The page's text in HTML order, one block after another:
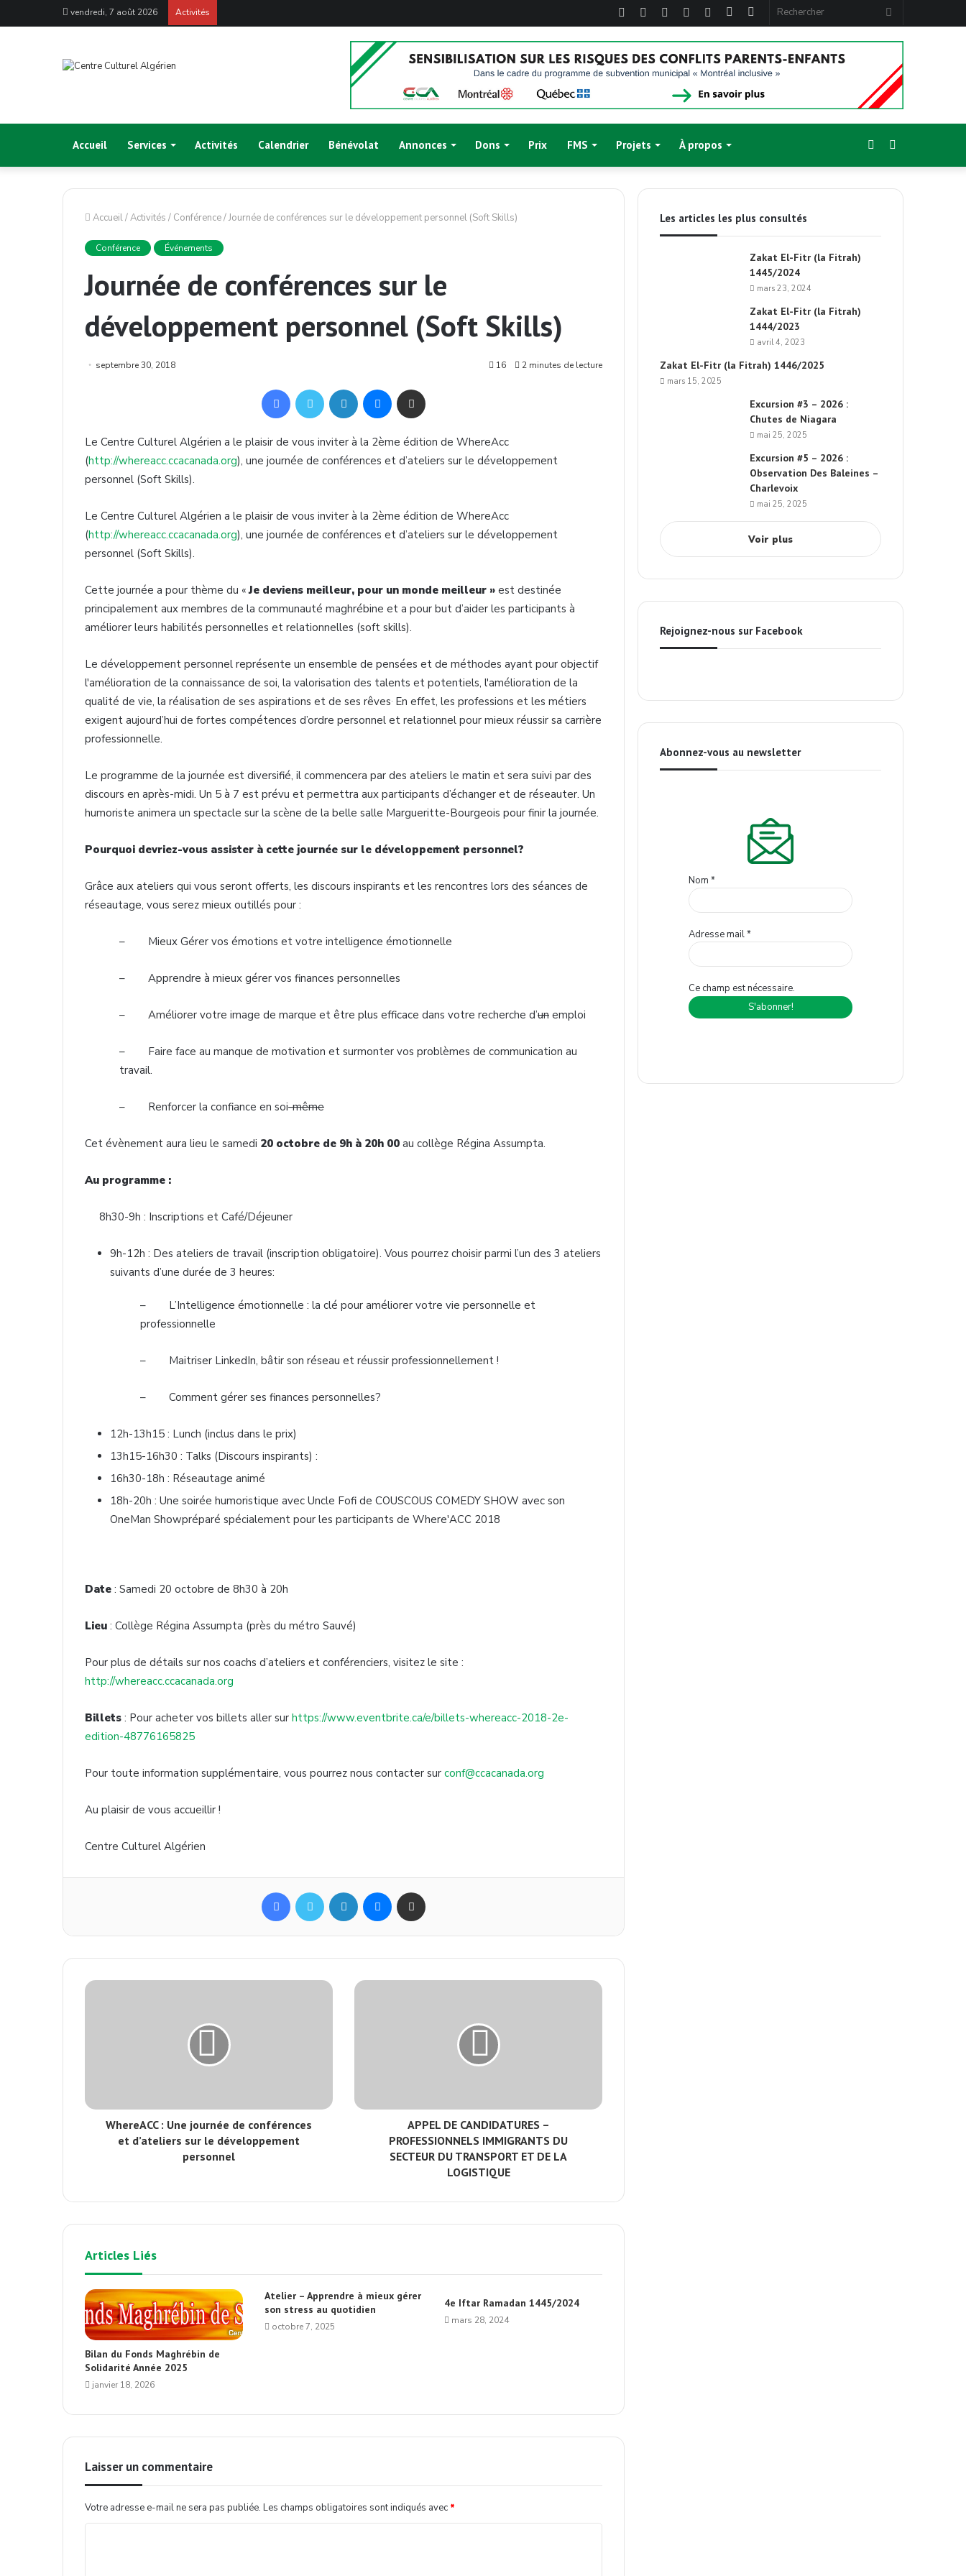
vendredi, 7 août 2026 Activités
Sidebar
(barre
latérale)
Article
Aléatoire
Instagram
YouTube
Linkedin
Twitter
Facebook
Accueil Services Activités Calendrier Bénévolat Annonces Dons Prix FMS Projets À propos
skin
Sidebar
(barre
Accueil/Activités / Conférence/Journée de conférences sur le développement personnel (Soft Skills)
Conférence Événements
Journée de conférences sur le
développement personnel (Soft Skills)
septembre 30, 2018 16 2 minutes de lecture
Le Centre Culturel Algérien a le plaisir de vous inviter à la 2ème édition de WhereAcc
(http://whereacc.ccacanada.org), une journée de conférences et d’ateliers sur le développement
personnel (Soft Skills).
Le Centre Culturel Algérien a le plaisir de vous inviter à la 2ème édition de WhereAcc
(http://whereacc.ccacanada.org), une journée de conférences et d’ateliers sur le développement
personnel (Soft Skills).
Cette journée a pour thème du «Je deviens meilleur, pour un monde meilleur » est destinée
principalement aux membres de la communauté maghrébine et a pour but d’aider les participants à
améliorer leurs habilités personnelles et relationnelles (soft skills).
Le développement personnel représente un ensemble de pensées et de méthodes ayant pour objectif
l'amélioration de la connaissance de soi, la valorisation des talents et potentiels, l'amélioration de la
qualité de vie, la réalisation de ses aspirations et de ses rêves. En effet, les professions et les métiers
exigent aujourd’hui de fortes compétences d’ordre personnel et relationnel pour mieux réussir sa carrière
professionnelle.
Le programme de la journée est diversifié, il commencera par des ateliers le matin et sera suivi par des
discours en après-midi. Un 5 à 7 est prévu et permettra aux participants d’échanger et de réseauter. Un
humoriste animera un spectacle sur la scène de la belle salle Margueritte-Bourgeois pour finir la journée.
Pourquoi devriez-vous assister à cette journée sur le développement personnel?
Grâce aux ateliers qui vous seront offerts, les discours inspirants et les rencontres lors des séances de
réseautage, vous serez mieux outillés pour :
– Mieux Gérer vos émotions et votre intelligence émotionnelle
– Apprendre à mieux gérer vos finances personnelles
– Améliorer votre image de marque et être plus efficace dans votre recherche d’un emploi
– Faire face au manque de motivation et surmonter vos problèmes de communication au
travail.
– Renforcer la confiance en soi-même
Cet évènement aura lieu le samedi 20 octobre de 9h à 20h 00 au collège Régina Assumpta.
Au programme :
8h30-9h : Inscriptions et Café/Déjeuner
9h-12h : Des ateliers de travail (inscription obligatoire). Vous pourrez choisir parmi l’un des 3 ateliers
suivants d’une durée de 3 heures:
– L’Intelligence émotionnelle : la clé pour améliorer votre vie personnelle et
professionnelle
– Maitriser LinkedIn, bâtir son réseau et réussir professionnellement !
– Comment gérer ses finances personnelles?
12h-13h15 : Lunch (inclus dans le prix)
13h15-16h30 : Talks (Discours inspirants) :
16h30-18h : Réseautage animé
18h-20h : Une soirée humoristique avec Uncle Fofi de COUSCOUS COMEDY SHOW avec son
OneMan Showpréparé spécialement pour les participants de Where'ACC 2018
Date : Samedi 20 octobre de 8h30 à 20h
Lieu : Collège Régina Assumpta (près du métro Sauvé)
Pour plus de détails sur nos coachs d’ateliers et conférenciers, visitez le site :
http://whereacc.ccacanada.org
Billets : Pour acheter vos billets aller sur https://www.eventbrite.ca/e/billets-whereacc-2018-2e-
edition-48776165825
Pour toute information supplémentaire, vous pourrez nous contacter sur conf@ccacanada.org
Au plaisir de vous accueillir !
Centre Culturel Algérien
WhereACC : Une journée de conférences
et d’ateliers sur le développement
personnel
APPEL DE CANDIDATURES –
PROFESSIONNELS IMMIGRANTS DU
SECTEUR DU TRANSPORT ET DE LA
LOGISTIQUE
Articles Liés
Bilan du Fonds Maghrébin de
Solidarité Année 2025
janvier 18, 2026
Atelier – Apprendre à mieux gérer
son stress au quotidien
octobre 7, 2025
4e Iftar Ramadan 1445/2024
mars 28, 2024
Laisser un commentaire
Votre adresse e-mail ne sera pas publiée. Les champs obligatoires sont indiqués avec *
Les articles les plus consultés
Zakat El-Fitr (la Fitrah)
1445/2024
mars 23, 2024
Zakat El-Fitr (la Fitrah)
1444/2023
avril 4, 2023
Zakat El-Fitr (la Fitrah) 1446/2025
mars 15, 2025
Excursion #3 – 2026 :
Chutes de Niagara
mai 25, 2025
Excursion #5 – 2026 :
Observation Des Baleines –
Charlevoix
mai 25, 2025
Voir plus
Rejoignez-nous sur Facebook
Abonnez-vous au newsletter
Nom*
Adresse mail*
Ce champ est nécessaire.